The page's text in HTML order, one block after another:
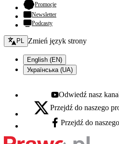
Promocje- otwiera się w nowej karcie
Newsletter
Podcasty
Zmień język - bieżący:
PL Zmień język strony
English (EN)
Українська (UA)
Youtube - otwiera się w
Odwiedź nasz
X - otwiera się w nowej karcie
Przejdź do naszego
Facebook - otwiera się w
Przejdź do